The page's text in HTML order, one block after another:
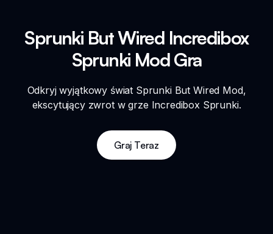
Sprunki But Wired Incredibox
Sprunki Mod Gra
Odkryj wyjątkowy świat Sprunki But Wired Mod,
ekscytujący zwrot w grze Incredibox Sprunki.
Graj Teraz